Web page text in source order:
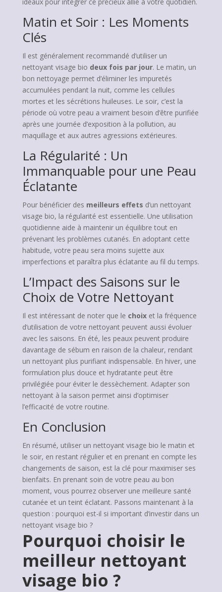
Matin et Soir : Les Moments
Clés
Il est généralement recommandé d’utiliser un
nettoyant visage bio deux fois par jour. Le matin, un
bon nettoyage permet d’éliminer les impuretés
accumulées pendant la nuit, comme les cellules
mortes et les sécrétions huileuses. Le soir, c’est la
période où votre peau a vraiment besoin d’être purifiée
après une journée d’exposition à la pollution, au
maquillage et aux autres agressions extérieures.
La Régularité : Un
Immanquable pour une Peau
Éclatante
Pour bénéficier des meilleurs effets d’un nettoyant
visage bio, la régularité est essentielle. Une utilisation
quotidienne aide à maintenir un équilibre tout en
prévenant les problèmes cutanés. En adoptant cette
habitude, votre peau sera moins sujette aux
imperfections et paraîtra plus éclatante au fil du temps.
L’Impact des Saisons sur le
Choix de Votre Nettoyant
Il est intéressant de noter que le choixet la fréquence
d’utilisation de votre nettoyant peuvent aussi évoluer
avec les saisons. En été, les peaux peuvent produire
davantage de sébum en raison de la chaleur, rendant
un nettoyant plus purifiant indispensable. En hiver, une
formulation plus douce et hydratante peut être
privilégiée pour éviter le dessèchement. Adapter son
nettoyant à la saison permet ainsi d’optimiser
l’efficacité de votre routine.
En Conclusion
En résumé, utiliser un nettoyant visage bio le matin et
le soir, en restant régulier et en prenant en compte les
changements de saison, est la clé pour maximiser ses
bienfaits. En prenant soin de votre peau au bon
moment, vous pourrez observer une meilleure santé
cutanée et un teint éclatant. Passons maintenant à la
question : pourquoi est-il si important d’investir dans un
nettoyant visage bio ?
Pourquoi choisir le
meilleur nettoyant
visage bio ?